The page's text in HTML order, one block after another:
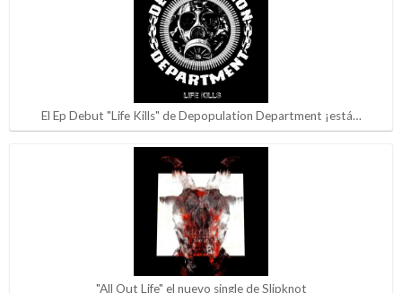
El Ep Debut "Life Kills" de Depopulation Department ¡está…
"All Out Life" el nuevo single de Slipknot